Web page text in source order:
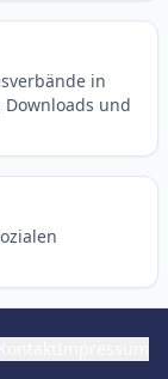
in
und